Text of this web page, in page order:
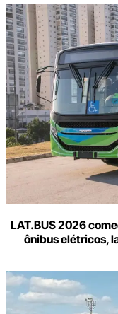
LAT.BUS 2026
ônibus elétricos,